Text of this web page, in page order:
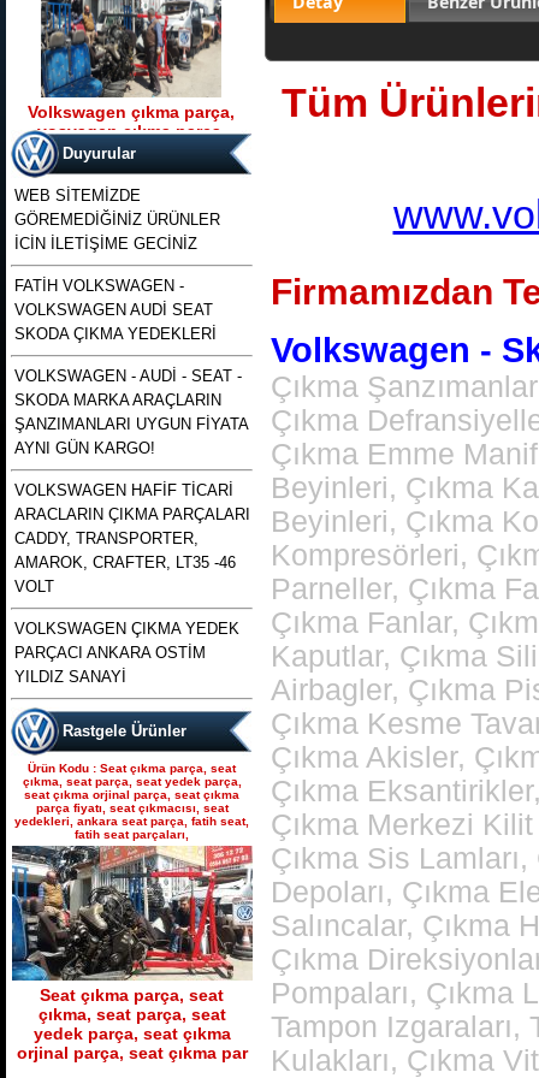
Volkswagen çıkma parça,
vosvagen çıkma parça,
wosvagen çıkma parça,
woswagen çıkma parça, vw
çıkma p
Ürün Kodu : t5 kasa transporter 2500 tdı
130 beygirlik çıkma motor
t5 kasa transporter 2500 tdı
130 beygirlik çıkma motor
2000 2001 2002 modellere uyumlu
çıkma merkezi kilit pompası , polo
merkezi kilit motoru, polo classıc ve
heşbekler icin merkezi kilit kontrol
pompası
polo 1996 1997 1998 1999
2000 2001 2002 modellere
uyumlu çıkma merkezi kilit
pompası , polo merkezi
Ürün Kodu : bora golf4 toledo octavia
leon çıkma direksiyon kutusu
bora golf4 toledo octavia
leon çıkma direksiyon
kutusu
Ürün Kodu : skoda octavia 1.6 benzinli
a4 kasa çıkma şanzımanlar
açılmamış temiz muayer
Duyurular
WEB SİTEMİZDE
GÖREMEDİĞİNİZ ÜRÜNLER
İCİN İLETİŞİME GECİNİZ
FATİH VOLKSWAGEN -
VOLKSWAGEN AUDİ SEAT
SKODA ÇIKMA YEDEKLERİ
VOLKSWAGEN - AUDİ - SEAT -
SKODA MARKA ARAÇLARIN
ŞANZIMANLARI UYGUN FİYATA
AYNI GÜN KARGO!
VOLKSWAGEN HAFİF TİCARİ
ARACLARIN ÇIKMA PARÇALARI
CADDY, TRANSPORTER,
AMAROK, CRAFTER, LT35 -46
VOLT
VOLKSWAGEN ÇIKMA YEDEK
PARÇACI ANKARA OSTİM
YILDIZ SANAYİ
Rastgele Ürünler
Ürün Kodu : Seat çıkma parça, seat
çıkma, seat parça, seat yedek parça,
seat çıkma orjinal parça, seat çıkma
parça fiyatı, seat çıkmacısı, seat
yedekleri, ankara seat parça, fatih seat,
fatih seat parçaları,
Seat çıkma parça, seat
çıkma, seat parça, seat
yedek parça, seat çıkma
orjinal parça, seat çıkma par
Tüm
Firmamızdan
Volkswagen -
Çıkma
Çıkma
Çıkma Emme
Beyinleri, Çıkma
Beyinleri, Çıkma
Kompresörleri,
Parneller, Çıkma
Çıkma Fanlar,
Kaputlar, Çıkma
Airbagler, Çıkma
Çıkma Kesme
Çıkma Akisler,
Çıkma
Çıkma Merkezi
Çıkma Sis
Depoları, Çıkma
Salıncalar, Çıkma
Çıkma
Pompaları, Çıkma
Tampon Izgaraları,
Kulakları, Çıkma